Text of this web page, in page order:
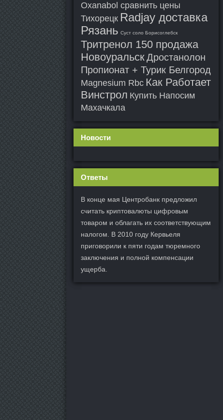
Oxanabol сравнить цены
Тихорецк Radjay доставка
Рязань Суст соло Борисоглебск
Тритренол 150 продажа
НовоуральскДростанолон
Пропионат + Турик Белгород
Magnesium Rbc Как Работает
Винстрол Купить Напосим
Махачкала
Новости
Ответы
В конце мая Центробанк предложил
считать криптовалюты цифровым
товаром и облагать их соответствующим
налогом. В 2010 году Кервьеля
приговорили к пяти годам тюремного
заключения и полной компенсации
ущерба.